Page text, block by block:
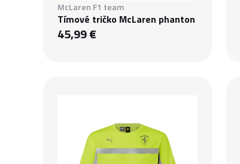
McLaren F1 team
Tímové tričko McLaren phanton
45,99 €